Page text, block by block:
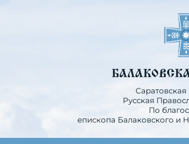
Русская
По
епископа Балаковского и